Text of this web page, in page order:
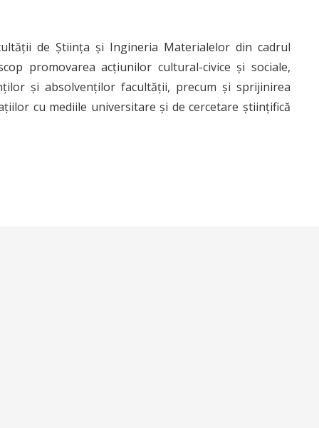
de Știința și Ingineria Materialelor din cadrul
promovarea acțiunilor cultural-civice și sociale,
și absolvenților facultății, precum și sprijinirea
cu mediile universitare și de cercetare științifică